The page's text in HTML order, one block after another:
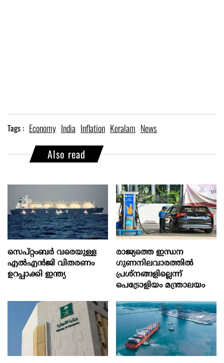
Tags : Economy India Inflation Keralam News
Also read
സെപ്റ്റംബർ വരെയുള്ള
എൽഎൻജി വിതരണം
ഉറപ്പാക്കി ഇന്ത്യ
രാജ്യത്തെ ഇന്ധന
ഗുണനിലവാരത്തില്‍
പ്രശ്‌നങ്ങളില്ലെന്ന്
പെട്രോളിയം മന്ത്രാലയം